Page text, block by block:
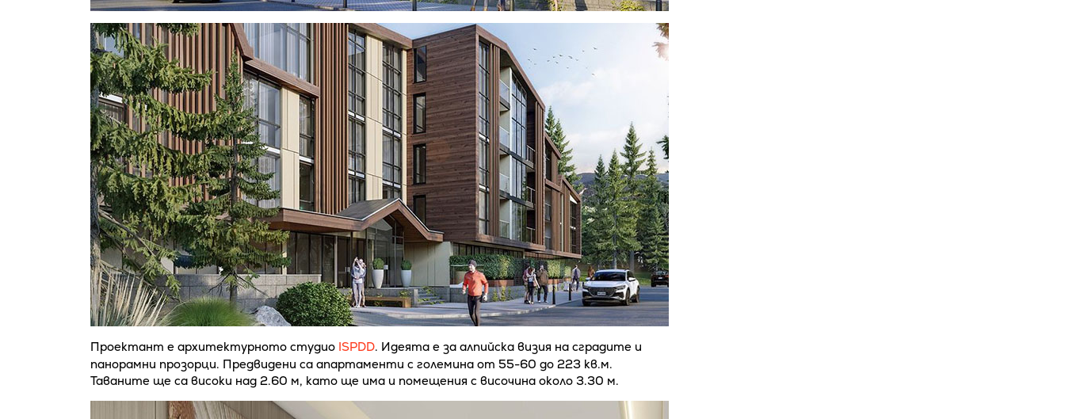
Проектант е архитектурното студио ISPDD. Идеята е за алпийска визия на сградите и
панорамни прозорци. Предвидени са апартаменти с големина от 55-60 до 223 кв.м.
Таваните ще са високи над 2.60 м, като ще има и помещения с височина около 3.30 м.